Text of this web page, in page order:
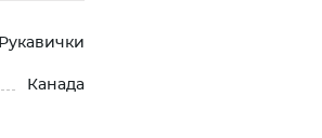
Рукавички
Канада